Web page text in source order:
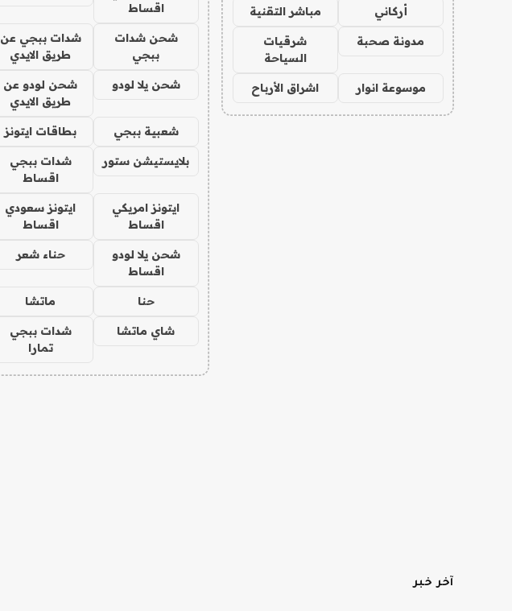
أركاني مباشر التقنية
مدونة صحبة
شرقيات
السياحة
موسوعة انوار اشراق الأرباح
اقساط
شحن شدات
ببجي
شدات ببجي عن
طريق الايدي
شحن يلا لودو
شحن لودو عن
طريق الايدي
شعبية ببجي بطاقات ايتونز
بلايستيشن ستور
شدات ببجي
اقساط
ايتونز امريكي
اقساط
ايتونز سعودي
اقساط
شحن يلا لودو
اقساط
حناء شعر
حنا ماتشا
شاي ماتشا
شدات ببجي
تمارا
آخر خبر